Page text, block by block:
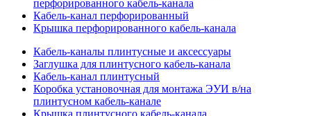
перфорированного кабель-канала
Кабель-канал перфорированный
Крышка перфорированного кабель-канала
Кабель-каналы плинтусные и аксессуары
Заглушка для плинтусного кабель-канала
Кабель-канал плинтусный
Коробка установочная для монтажа ЭУИ в/на
плинтусном кабель-канале
Крышка плинтусного кабель-канала